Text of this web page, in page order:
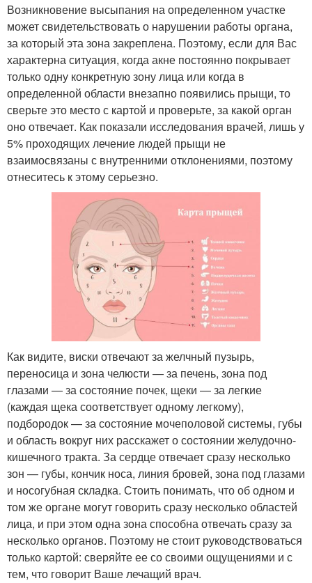
Возникновение высыпания на определенном участке
может свидетельствовать о нарушении работы органа,
за который эта зона закреплена. Поэтому, если для Вас
характерна ситуация, когда акне постоянно покрывает
только одну конкретную зону лица или когда в
определенной области внезапно появились прыщи, то
сверьте это место с картой и проверьте, за какой орган
оно отвечает. Как показали исследования врачей, лишь у
5% проходящих лечение людей прыщи не
взаимосвязаны с внутренними отклонениями, поэтому
отнеситесь к этому серьезно.
Как видите, виски отвечают за желчный пузырь,
переносица и зона челюсти — за печень, зона под
глазами — за состояние почек, щеки — за легкие
(каждая щека соответствует одному легкому),
подбородок — за состояние мочеполовой системы, губы
и область вокруг них расскажет о состоянии желудочно-
кишечного тракта. За сердце отвечает сразу несколько
зон — губы, кончик носа, линия бровей, зона под глазами
и носогубная складка. Стоить понимать, что об одном и
том же органе могут говорить сразу несколько областей
лица, и при этом одна зона способна отвечать сразу за
несколько органов. Поэтому не стоит руководствоваться
только картой: сверяйте ее со своими ощущениями и с
тем, что говорит Ваше лечащий врач.